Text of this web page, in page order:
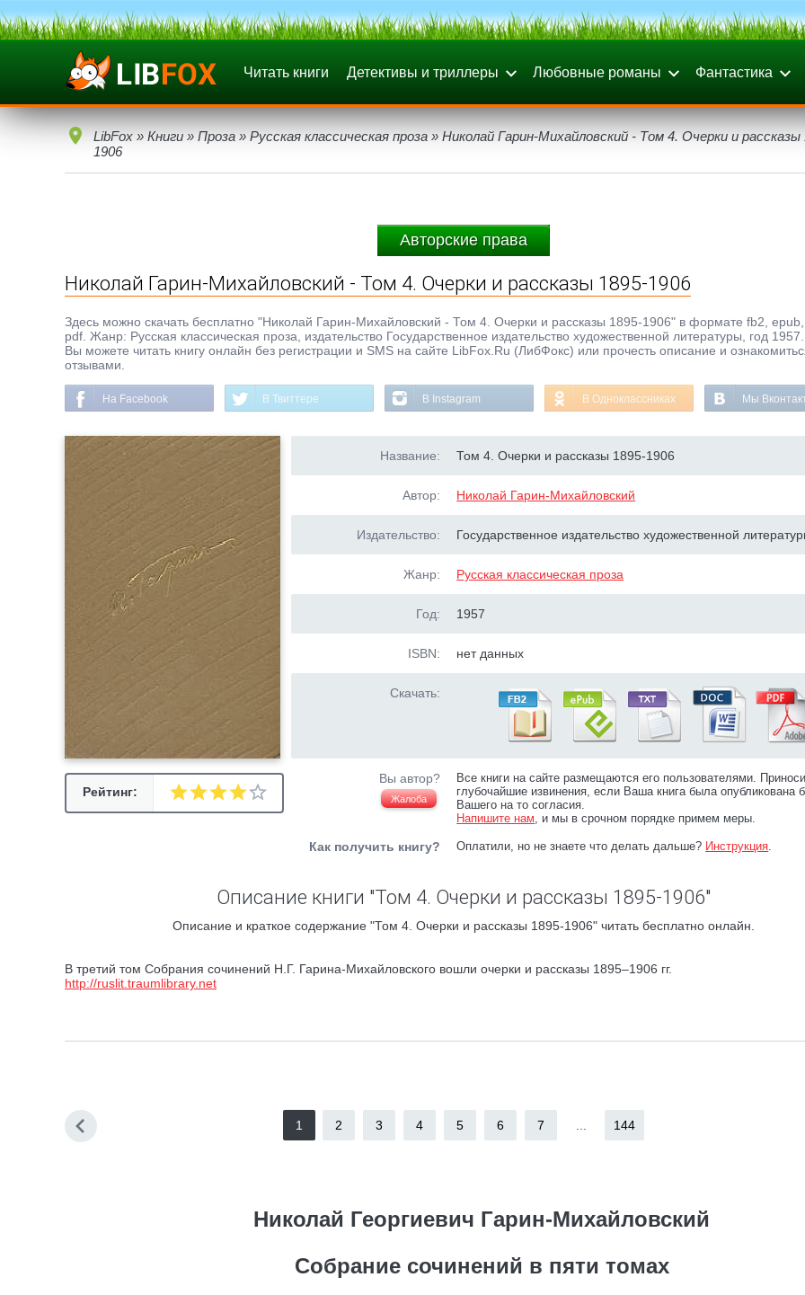
Читать книги Детективы и триллеры Любовные романы Фантастика
LibFox » Книги » Проза » Русская классическая проза » Николай Гарин-Михайловский - Том 4. Очерки и рассказы
1906
Авторские права
Николай Гарин-Михайловский - Том 4. Очерки и рассказы 1895-1906
Здесь можно скачать бесплатно "Николай Гарин-Михайловский - Том 4. Очерки и рассказы 1895-1906" в формате fb2, epub,
pdf. Жанр: Русская классическая проза, издательство Государственное издательство художественной литературы, год
Вы можете читать книгу онлайн без регистрации и SMS на сайте LibFox.Ru (ЛибФокс) или прочесть описание и
отзывами.
На Facebook В Твиттере В Instagram В Одноклассниках Мы
Рейтинг:
Название: Том 4. Очерки и рассказы 1895-1906
Автор: Николай Гарин-Михайловский
Издательство: Государственное издательство художественной
Жанр: Русская классическая проза
Год: 1957
ISBN: нет данных
Скачать:
Вы автор?
Жалоба
Все книги на сайте размещаются его пользователями.
глубочайшие извинения, если Ваша книга была опубликована
Вашего на то согласия.
Напишите нам, и мы в срочном порядке примем меры.
Как получить книгу? Оплатили, но не знаете что делать дальше? Инструкция.
Описание книги "Том 4. Очерки и рассказы 1895-1906"
Описание и краткое содержание "Том 4. Очерки и рассказы 1895-1906" читать бесплатно онлайн.
В третий том Собрания сочинений Н.Г. Гарина-Михайловского вошли очерки и рассказы 1895–1906 гг.
http://ruslit.traumlibrary.net
1 2 3 4 5 6 7 144
Николай Георгиевич Гарин-Михайловский
Собрание сочинений в пяти томах